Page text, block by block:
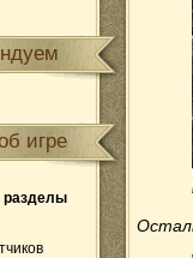
игре
разделы